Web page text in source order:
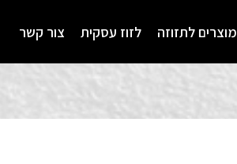
מוצרים לתזוזה לזוז עסקית צור קשר